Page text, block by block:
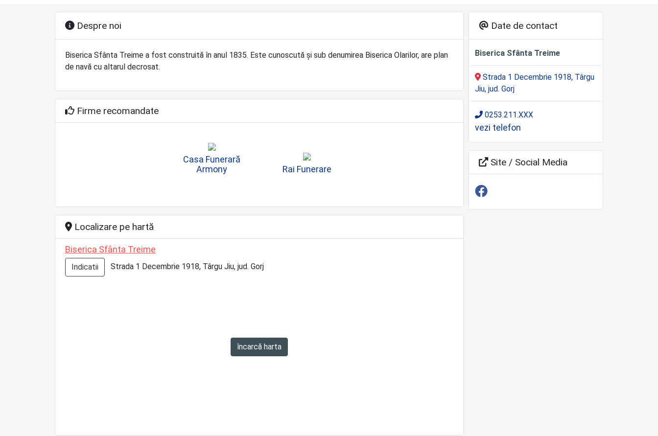
Despre noi
Biserica Sfânta Treime a fost construită în anul 1835. Este cunoscută și sub denumirea Biserica Olarilor, are plan
de navă cu altarul decrosat.
Firme recomandate
Casa Funerară
Armony
Rai Funerare
Localizare pe hartă
Biserica Sfânta Treime
Indicatii Strada 1 Decembrie 1918, Târgu Jiu, jud. Gorj
încarcă harta
Date de contact
Biserica Sfânta Treime
Strada 1 Decembrie 1918, Târgu
Jiu, jud. Gorj
0253.211.XXX
vezi telefon
Site / Social Media